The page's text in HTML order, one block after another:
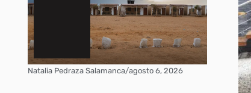
Natalia Pedraza Salamanca/agosto 6, 2026